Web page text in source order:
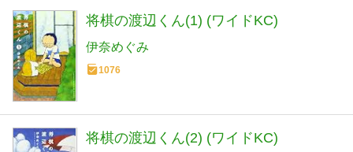
将棋の渡辺くん(1) (ワイドKC)
伊奈めぐみ
1076
将棋の渡辺くん(2) (ワイドKC)